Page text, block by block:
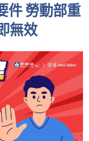
件 勞動部重
無效